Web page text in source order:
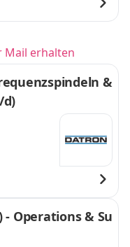
Mail erhalten
&
Operations & Su